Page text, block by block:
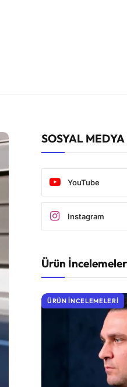
SOSYAL
YouTube
Instagram
Ürün
ÜRÜN İNCELEMELERI